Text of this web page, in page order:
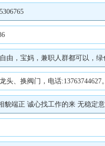
，宝妈，兼职人群都可以，绿
、换阀门，电话:13763744627。
端正 诚心找工作的来 无稳定意